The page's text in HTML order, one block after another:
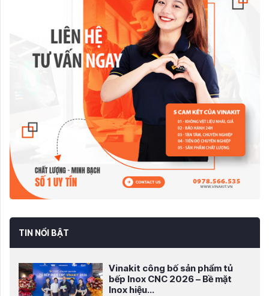
TIN NỔI BẬT
Vinakit công bố sản phẩm tủ
bếp Inox CNC 2026 – Bề mặt
Inox hiệu...